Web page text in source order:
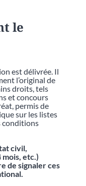
le
est délivrée. Il
l’original de
droits, tels
et concours
permis de
sur les listes
conditions
civil,
mois, etc.)
de signaler ces